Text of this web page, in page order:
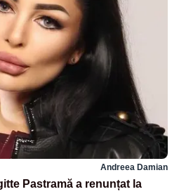
Andreea Damian
Pastramă a renunțat la